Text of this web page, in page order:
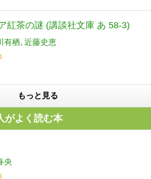
紅茶の謎 (講談社文庫 あ 58-3)
有栖 近藤史恵
もっと見る
がよく読む本
央